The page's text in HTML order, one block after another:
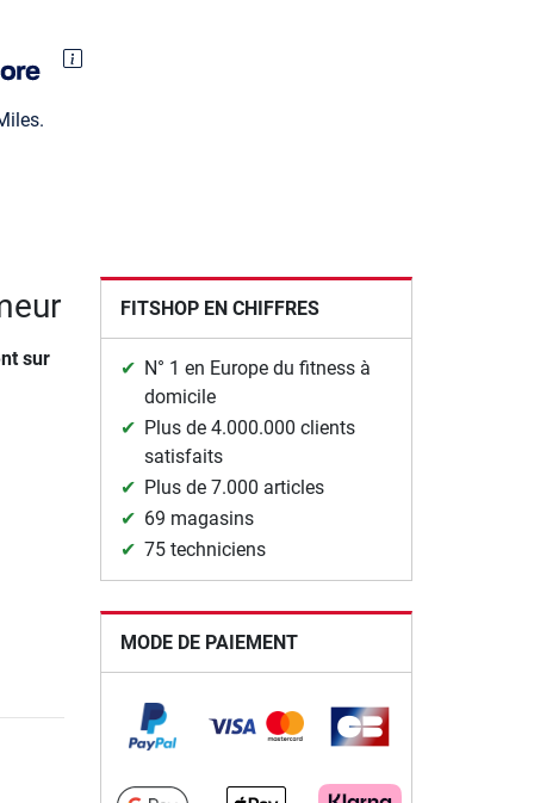
sur
FITSHOP EN CHIFFRES
N° 1 en Europe du fitness à
domicile
Plus de 4.000.000 clients
satisfaits
Plus de 7.000 articles
69 magasins
75 techniciens
MODE DE PAIEMENT